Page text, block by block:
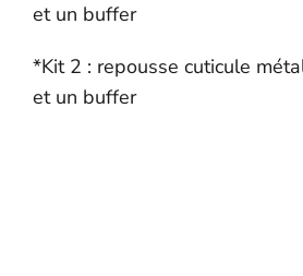
et un buffer
*Kit 2 : repousse cuticule
et un buffer